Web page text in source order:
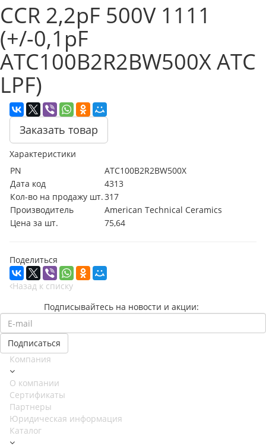
CCR 2,2pF 500V 1111
(+/-0,1pF
ATC100B2R2BW500X ATC
LPF)
Заказать товар
Характеристики
PN
ATC100B2R2BW500X
Дата код
4313
Кол-во на продажу шт.317
Производитель
American Technical Ceramics
Цена за шт.
75,64
Поделиться
Назад к списку
Подписывайтесь на новости и акции:
Компания
О компании
Сертификаты
Партнеры
Юридическая информация
Каталог